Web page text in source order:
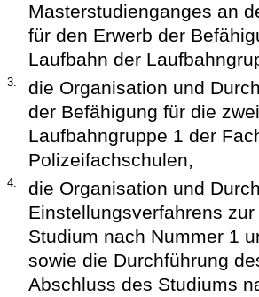
Masterstudienganges an
für den Erwerb der
Laufbahn der
3.
die Organisation und
der Befähigung für die
Laufbahngruppe 1 der
Polizeifachschulen,
4.
die Organisation und
Einstellungsverfahrens
Studium nach Nummer 1
sowie die Durchführung
Abschluss des Studiums